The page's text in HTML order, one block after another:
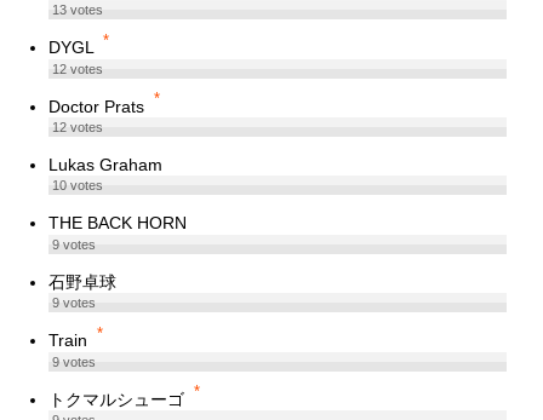
13votes
DYGL *
12votes
Doctor Prats *
12votes
Lukas Graham
10votes
THE BACK HORN
9votes
石野卓球
9votes
Train *
9votes
トクマルシューゴ *